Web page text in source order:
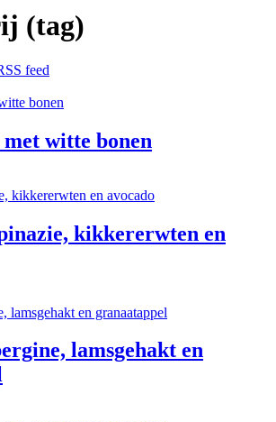
(tag)
feed
witte bonen
kikkererwten en
lamsgehakt en